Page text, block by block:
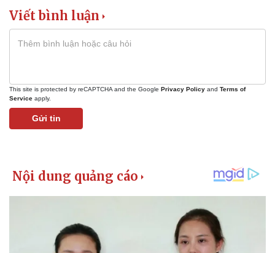
Viết bình luận
This site is protected by reCAPTCHA and the Google Privacy Policy and Terms of
Service apply.
Gửi tin